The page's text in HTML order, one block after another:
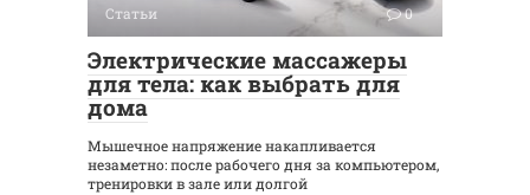
Статьи 0
Электрические массажеры
для тела: как выбрать для
дома
Мышечное напряжение накапливается
незаметно: после рабочего дня за компьютером,
тренировки в зале или долгой